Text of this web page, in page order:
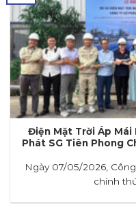
Điện Mặt Trời Áp Mái
Phát SG Tiên Phong
Ngày 07/05/2026,
chính